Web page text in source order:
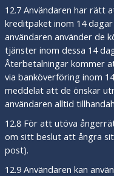
12.7 Användaren har rätt
kreditpaket inom 14
användaren använder de
tjänster inom dessa 14
Återbetalningar kommer
via banköverföring inom
meddelat att de önskar
användaren alltid
12.8 För att utöva
om sitt beslut att ångra
post).
12.9 Användaren kan